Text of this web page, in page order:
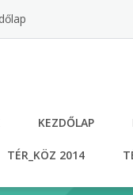
KEZDŐLAP
TÉR_KÖZ 2014